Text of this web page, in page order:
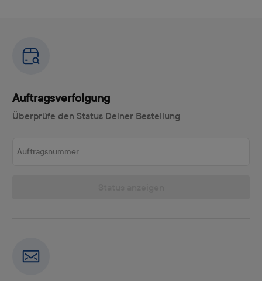
Auftragsverfolgung
Überprüfe den Status Deiner Bestellung